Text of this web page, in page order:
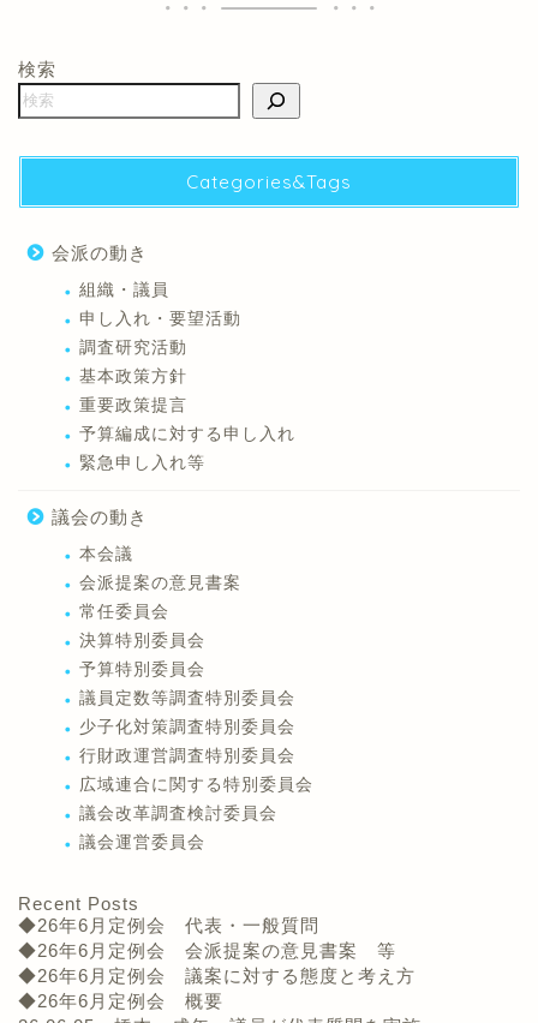
検索
Categories&Tags
会派の動き
組織・議員
申し入れ・要望活動
調査研究活動
基本政策方針
重要政策提言
予算編成に対する申し入れ
緊急申し入れ等
議会の動き
本会議
会派提案の意見書案
常任委員会
決算特別委員会
予算特別委員会
議員定数等調査特別委員会
少子化対策調査特別委員会
行財政運営調査特別委員会
広域連合に関する特別委員会
議会改革調査検討委員会
議会運営委員会
Recent Posts
◆26年6月定例会 代表・一般質問
◆26年6月定例会 会派提案の意見書案 等
◆26年6月定例会 議案に対する態度と考え方
◆26年6月定例会 概要